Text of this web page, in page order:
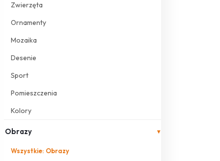
Zwierzęta
Ornamenty
Mozaika
Desenie
Sport
Pomieszczenia
Kolory
Obrazy ▾
Wszystkie: Obrazy